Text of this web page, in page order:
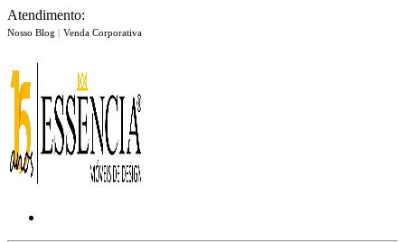
Atendimento:
Nosso Blog | Venda Corporativa